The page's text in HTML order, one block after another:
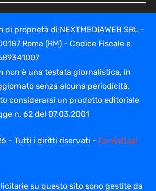
di proprietà di NEXTMEDIAWEB SRL -
Roma (RM) - Codice Fiscale e
non è una testata giornalistica, in
senza alcuna periodicità.
considerarsi un prodotto editoriale
n. 62 del 07.03.2001
- Tutti i diritti riservati - Contattaci
su questo sito sono gestite da